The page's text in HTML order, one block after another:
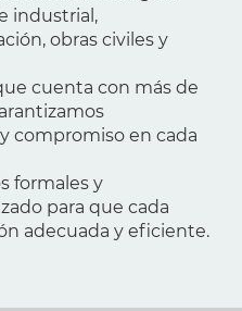
industrial,
obras civiles y
cuenta con más de
compromiso en cada
formales y
para que cada
adecuada y eficiente.